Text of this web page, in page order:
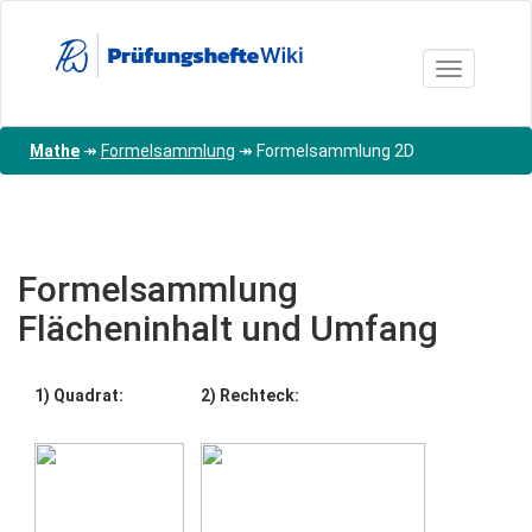
Toggle
Mathe↠ Formelsammlung ↠ Formelsammlung 2D
Formelsammlung
Flächeninhalt und Umfang
1) Quadrat: 2) Rechteck: